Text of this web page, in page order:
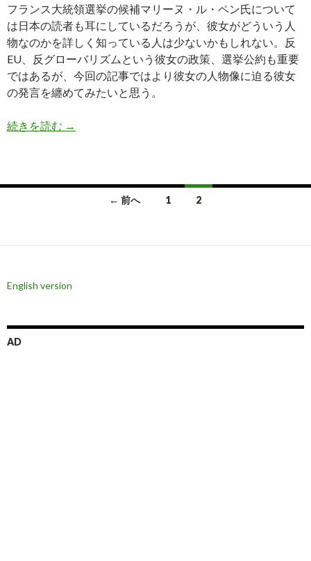
フランス大統領選挙の候補マリーヌ・ル・ペン氏について
は日本の読者も耳にしているだろうが、彼女がどういう人
物なのかを詳しく知っている人は少ないかもしれない。反
EU、反グローバリズムという彼女の政策、選挙公約も重要
ではあるが、今回の記事ではより彼女の人物像に迫る彼女
の発言を纏めてみたいと思う。
続きを読む フランス大統領選挙: ルペン氏の人柄を示す痛烈
→
ナ
ゲ
ー
シ
← 前へ 1 2
English version
AD